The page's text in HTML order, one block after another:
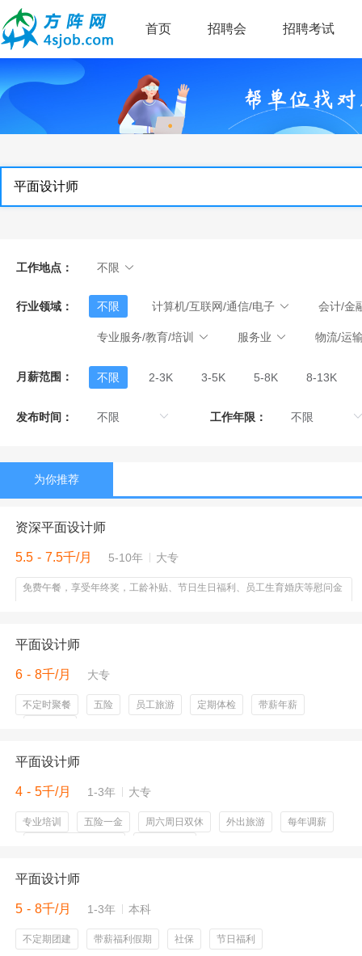
首页 招聘会 招聘考试
工作地点： 不限
行业领域： 不限 计算机/互联网/通信/电子 会计/金
专业服务/教育/培训 服务业 物流/运
月薪范围： 不限 2-3K 3-5K 5-8K 8-13K
发布时间： 工作年限：
为你推荐
资深平面设计师
5.5 - 7.5千/月 5-10年 大专
免费午餐，享受年终奖，工龄补贴、节日生日福利、员工生育婚庆等慰问金
平面设计师
6 - 8千/月 大专
不定时聚餐 五险 员工旅游 定期体检
带薪年薪
平面设计师
4 - 5千/月 1-3年 大专
专业培训 五险一金 周六周日双休 外出旅游
每年调薪
平面设计师
5 - 8千/月 1-3年 本科
不定期团建 带薪福利假期 社保 节日福利